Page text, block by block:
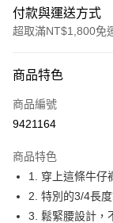
付款與運送方式
超取滿NT$1,800免
信用卡一次付款
超商取貨付款
Apple Pay
街口支付
商品特色
商品編號
9421164
商品特色
1. 穿上這條牛仔
2. 特別的3/4長
3. 鬆緊腰設計，